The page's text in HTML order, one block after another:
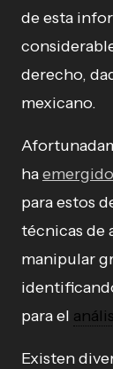
de esta
derecho,
mexicano.
ha
para estos
técnicas de
manipular
para el
Existen